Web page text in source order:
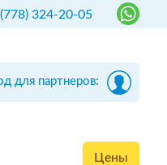
324-20-05
для партнеров:
Цены